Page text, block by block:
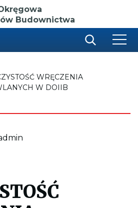
Budownictwa
WRĘCZENIA
W DOIIB